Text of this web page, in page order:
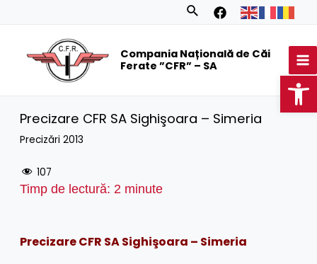
Search
Compania Națională de Căi
Ferate ”CFR” – SA
Precizare CFR SA Sighişoara – Simeria
Precizări 2013
107
Timp de lectură: 2 minute
Precizare CFR SA Sighişoara – Simeria